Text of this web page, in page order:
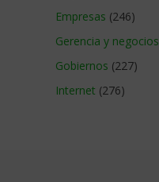
Empresas (246)
Gerencia y negocios
Gobiernos (227)
Internet (276)